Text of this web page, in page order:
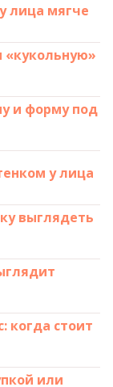
лица мягче
и форму под
у лица
выглядеть
когда стоит
или